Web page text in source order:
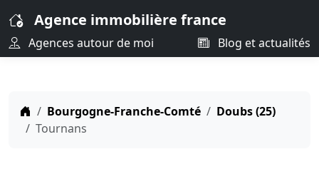
Agence immobilière france
Agences autour de moi Blog et actualités
Bourgogne-Franche-Comté
Doubs (25)
Tournans